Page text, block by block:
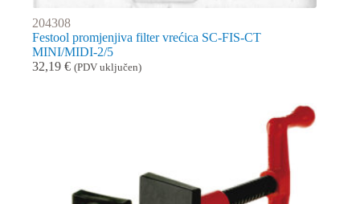
204308
Festool promjenjiva filter vrećica SC-FIS-CT
MINI/MIDI-2/5
32,19 € (PDV uključen)